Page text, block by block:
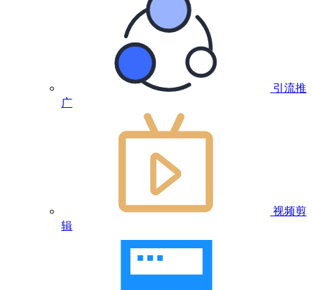
引流推
广
视频剪
辑